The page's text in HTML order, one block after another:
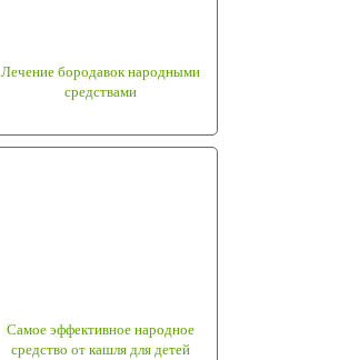
Лечение бородавок народными
средствами
Самое эффективное народное
средство от кашля для детей